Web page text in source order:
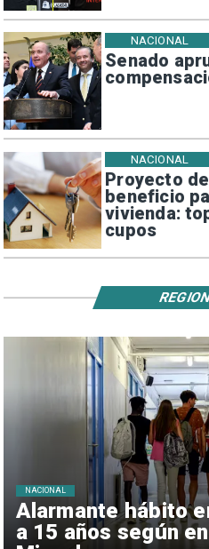
Senado
NACIONAL
Proyecto
beneficio
vivienda:
cupos
NACIONAL
Alarmante hábito
a 15 años según
NACIONAL